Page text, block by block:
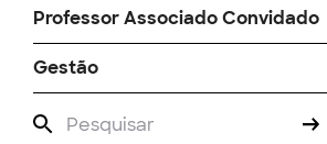
Professor Associado Convidado
Gestão